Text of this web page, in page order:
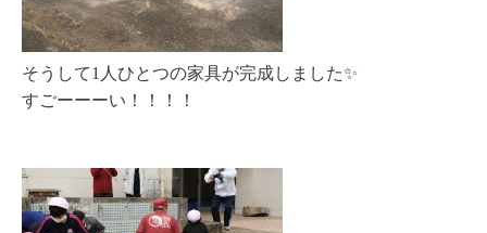
そうして1人ひとつの家具が完成しました✨
すごーーーい！！！！